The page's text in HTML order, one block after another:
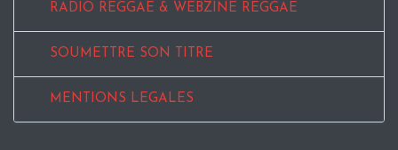
RADIO REGGAE & WEBZINE REGGAE
SOUMETTRE SON TITRE
MENTIONS LEGALES